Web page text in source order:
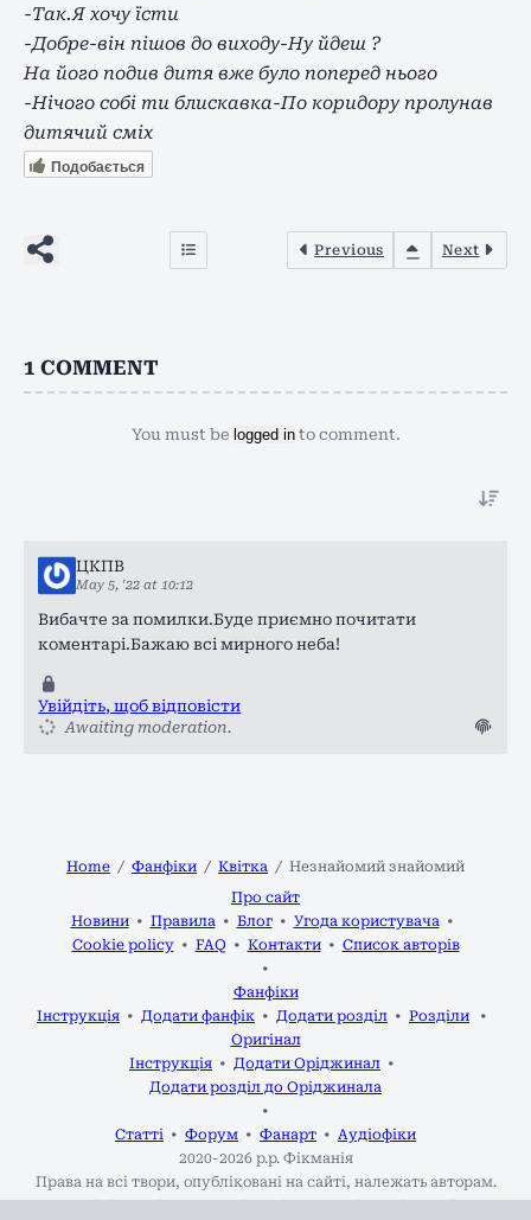
-Так.Я хочу їсти
-Добре-він пішов до виходу-Ну йдеш ?
На його подив дитя вже було поперед нього
-Нічого собі ти блискавка-По коридору пролунав
дитячий сміх
Подобається
Previous Next
1 COMMENT
You must be logged into comment.
ЦКПВ
May 5, '22 at 10:12
Вибачте за помилки.Буде приємно почитати
коментарі.Бажаю всі мирного неба!
Увійдіть, щоб відповісти
Awaiting moderation.
Home Фанфіки Квітка
Незнайомий знайомий
Про сайт
Новини
Правила Блог
Угода користувача
Cookie policy
FAQ Контакти Список авторів
Фанфіки
Інструкція
Додати фанфік Додати розділ
Розділи
Оригінал
Інструкція
Додати Оріджинал
Додати розділ до Оріджинала
Статті Форум Фанарт
Аудіофіки
2020-2026 р.р. Фікманія
Права на всі твори, опубліковані на сайті, належать авторам.